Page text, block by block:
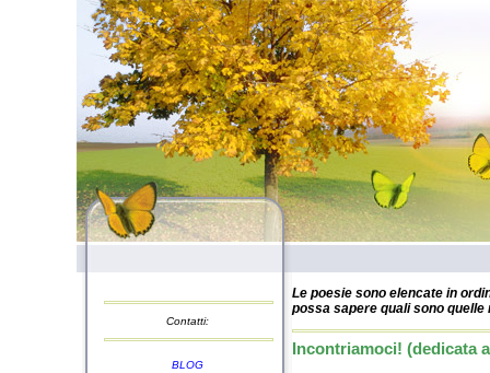
Contatti:
BLOG
Le poesie sono elencate in
possa sapere quali sono
Incontriamoci! (dedicata